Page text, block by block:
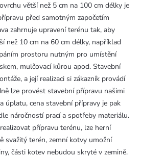
větší než 5 cm na 100 cm délky je
před samotným započetím
zahrnuje upravení terénu tak, aby
než 10 cm na 60 cm délky, například
prostoru nutným pro umístění
mulčovací kůrou apod. Stavební
a její realizaci si zákazník provádí
lze provést stavební přípravu našimi
úplatu, cena stavební přípravy je pak
náročností prací a spotřeby materiálu.
přípravu terénu, lze herní
svažitý terén, zemní kotvy umožní
části kotev nebudou skryté v zemině.